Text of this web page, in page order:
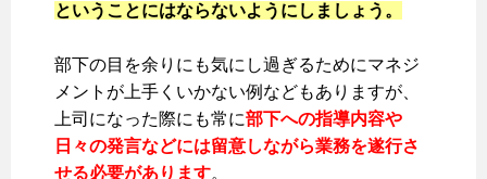
ということにはならないようにしましょう。
部下の目を余りにも気にし過ぎるためにマネジ
メントが上手くいかない例などもありますが、
上司になった際にも常に部下への指導内容や
日々の発言などには留意しながら業務を遂行さ
せる必要があります。